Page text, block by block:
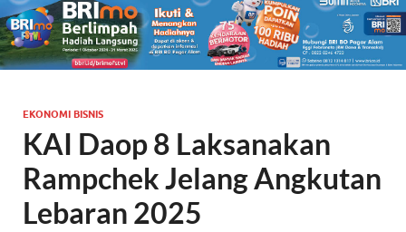
EKONOMI BISNIS
KAI Daop 8 Laksanakan
Rampchek Jelang Angkutan
Lebaran 2025